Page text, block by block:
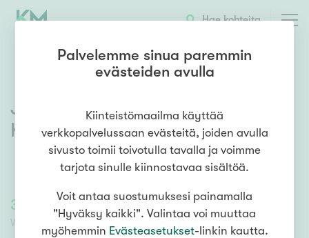
Hae kohteita
Jusseronsalontie 420,Keuruu
Keuruu
34 000,00 €
Velaton hinta
34 000,00 €
Palvelemme sinua paremmin
evästeiden avulla
Kiinteistömaailma käyttää
verkkopalvelussaan evästeitä, joiden avulla
sivusto toimii toivotulla tavalla ja voimme
tarjota sinulle kiinnostavaa sisältöä.
Voit antaa suostumuksesi painamalla
"Hyväksy kaikki". Valintaa voi muuttaa
myöhemmin Evästeasetukset-linkin kautta.